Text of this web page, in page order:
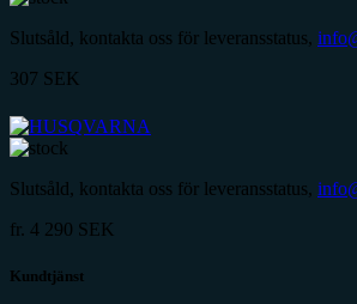
Slutsåld, kontakta oss för leveransstatus,
307 SEK
Slutsåld, kontakta oss för leveransstatus,
fr. 4 290 SEK
Kundtjänst